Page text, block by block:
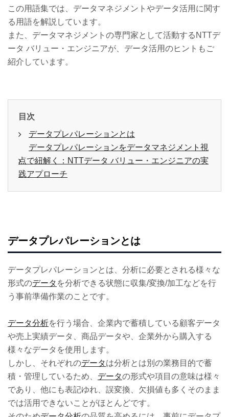
この用語集では、データマネジメントやデータ活用に関す
る用語を解説しています。
また、データマネジメントの専門家として活動するNTTデ
ータ バリュー・エンジニアが、データ活用のヒントもご
紹介しています。
目次
データプレパレーションとは
データプレパレーションをデータマネジメント視
点で紐解く：NTTデータ バリュー・エンジニアの実
践アプローチ
データプレパレーションとは
データプレパレーションとは、分析に必要とされる様々な
形式のデータ を分析できる状態に収集/変換/加工などを行
う事前準備作業のことです。
データ分析を行う場合、企業内で蓄積している顧客データ
や売上実績データ、商品データや、企業外から購入する
様々なデータを使用します。
しかし、それぞれのデータは分析とは別の業務目的で蓄
積・管理しているため、 データの形式や項目の意味は様々
であり、他にも表記ゆれ、誤変換、欠損値も多くそのまま
では活用できないことがほとんどです。